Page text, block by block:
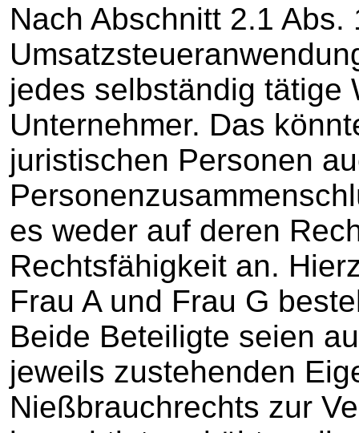
Nach Abschnitt 2.1 Abs.
jedes selbständig tätige
Unternehmer. Das
juristischen Personen
es weder auf deren
Rechtsfähigkeit an.
Frau A und Frau G
Beide Beteiligte seien
jeweils zustehenden
Nießbrauchrechts zur